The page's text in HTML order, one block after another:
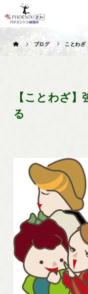
ブログ ことわざ
【ことわざ
る